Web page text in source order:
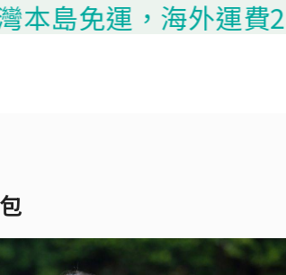
免運，海外運費200